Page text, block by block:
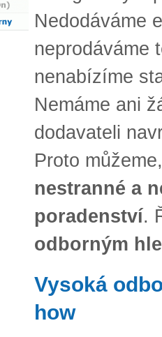
Nedodáváme
neprodáváme
nenabízíme
Nemáme ani
dodavateli
Proto
nestranné a
poradenství.
odborným
Vysoká
how